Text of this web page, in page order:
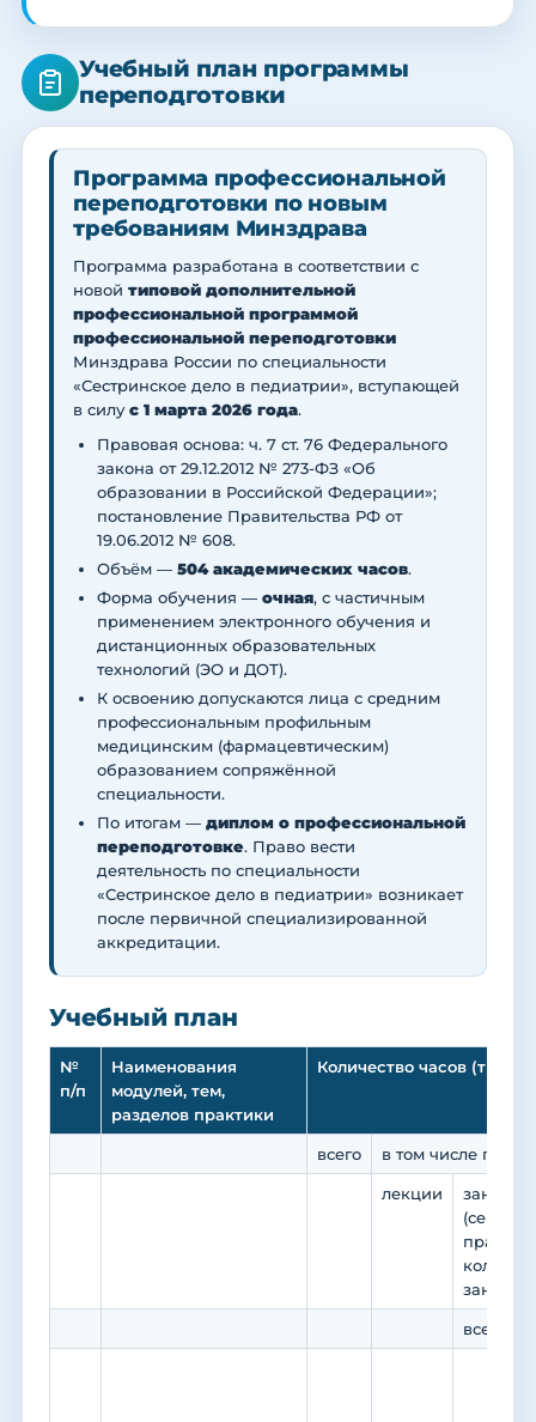
Учебный план программы
переподготовки
Программа профессиональной
переподготовки по новым
требованиям Минздрава
Программа разработана в соответствии с
новой типовой дополнительной
профессиональной программой
профессиональной переподготовки
Минздрава России по специальности
«Сестринское дело в педиатрии», вступающей
в силус 1 марта 2026 года.
Правовая основа: ч. 7 ст. 76 Федерального
закона от 29.12.2012 № 273-ФЗ «Об
образовании в Российской Федерации»;
постановление Правительства РФ от
19.06.2012 № 608.
Объём — 504 академических часов.
Форма обучения — очная, с частичным
применением электронного обучения и
дистанционных образовательных
технологий (ЭО и ДОТ).
К освоению допускаются лица с средним
профессиональным профильным
медицинским (фармацевтическим)
образованием сопряжённой
специальности.
По итогам — диплом о профессиональной
переподготовке. Право вести
деятельность по специальности
«Сестринское дело в педиатрии» возникает
после первичной специализированной
аккредитации.
Учебный план
№
п/п
Наименования
модулей, тем,
разделов практики
Количество часов
всего в том числе по
лекции
занятия
занятия)
всего